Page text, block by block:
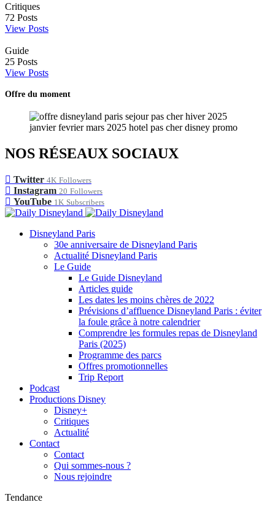
Critiques
72 Posts
View Posts
Guide
25 Posts
View Posts
Offre du moment
NOS RÉSEAUX SOCIAUX
Twitter 4K Followers
Instagram 20 Followers
YouTube 1K Subscribers
Disneyland Paris
30e anniversaire de Disneyland Paris
Actualité Disneyland Paris
Le Guide
Le Guide Disneyland
Articles guide
Les dates les moins chères de 2022
Prévisions d’affluence Disneyland Paris : éviter
la foule grâce à notre calendrier
Comprendre les formules repas de Disneyland
Paris (2025)
Programme des parcs
Offres promotionnelles
Trip Report
Podcast
Productions Disney
Disney+
Critiques
Actualité
Contact
Contact
Qui sommes-nous ?
Nous rejoindre
Tendance